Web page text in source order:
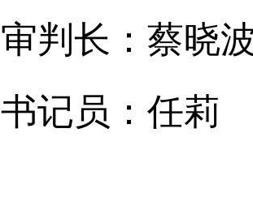
审判长：蔡晓
书记员：任莉